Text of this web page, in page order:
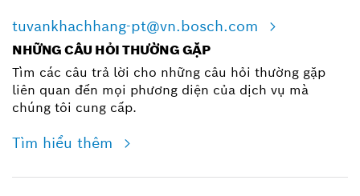
tuvankhachhang-pt@vn.bosch.com
NHỮNG CÂU HỎI THƯỜNG GẶP
Tìm các câu trả lời cho những câu hỏi thường gặp
liên quan đến mọi phương diện của dịch vụ mà
chúng tôi cung cấp.
Tìm hiểu thêm